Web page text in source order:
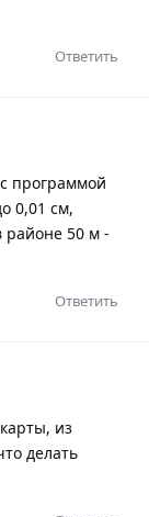
Ответить
программой
0,01 см,
районе 50 м -
Ответить
из
делать